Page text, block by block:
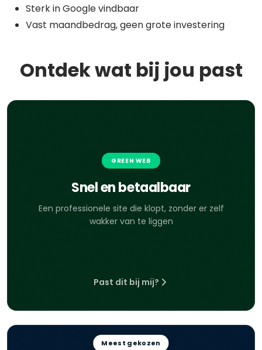
Sterk in Google vindbaar
Vast maandbedrag, geen grote investering
Ontdek wat bij jou past
GREEN WEB
Snel en betaalbaar
Een professionele site die klopt, zonder er zelf
wakker van te liggen
Past dit bij mij?
Meest gekozen